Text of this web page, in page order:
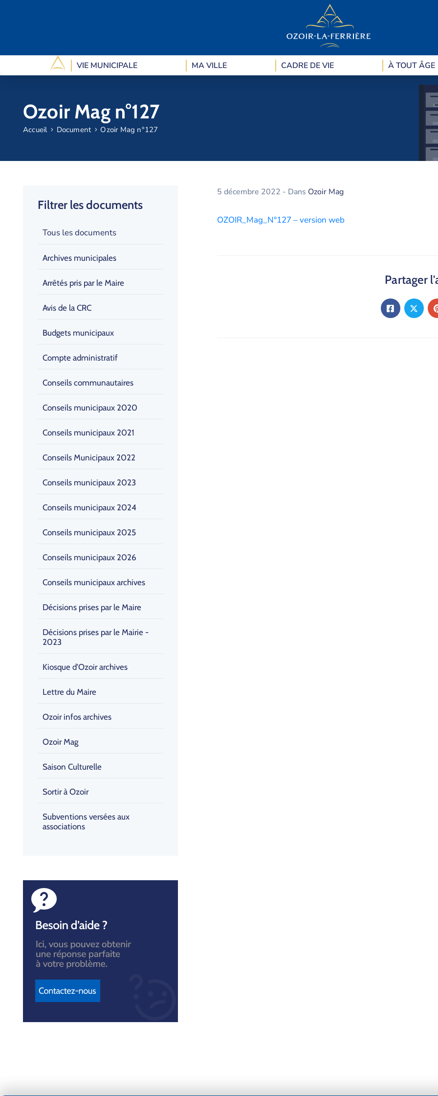
VIE MUNICIPALE MA VILLE CADRE DE VIE À TOUT ÂGE
Ozoir Mag n°127
Accueil Document Ozoir Mag n°127
Filtrer les documents
Tous les documents
Archives municipales
Arrêtés pris par le Maire
Avis de la CRC
Budgets municipaux
Compte administratif
Conseils communautaires
Conseils municipaux 2020
Conseils municipaux 2021
Conseils Municipaux 2022
Conseils municipaux 2023
Conseils municipaux 2024
Conseils municipaux 2025
Conseils municipaux 2026
Conseils municipaux archives
Décisions prises par le Maire
Décisions prises par le Mairie -
2023
Kiosque d'Ozoir archives
Lettre du Maire
Ozoir infos archives
Ozoir Mag
Saison Culturelle
Sortir à Ozoir
Subventions versées aux
associations
5 décembre 2022 - Dans Ozoir Mag
OZOIR_Mag_N°127 – version web
Partager